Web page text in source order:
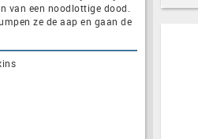
van een noodlottige dood.
ze de aap en gaan de